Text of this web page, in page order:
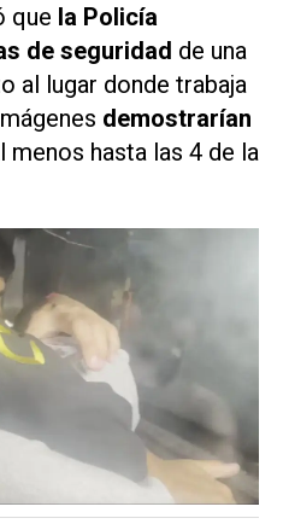
que la Policía
de seguridad de una
al lugar donde trabaja
demostrarían
menos hasta las 4 de la